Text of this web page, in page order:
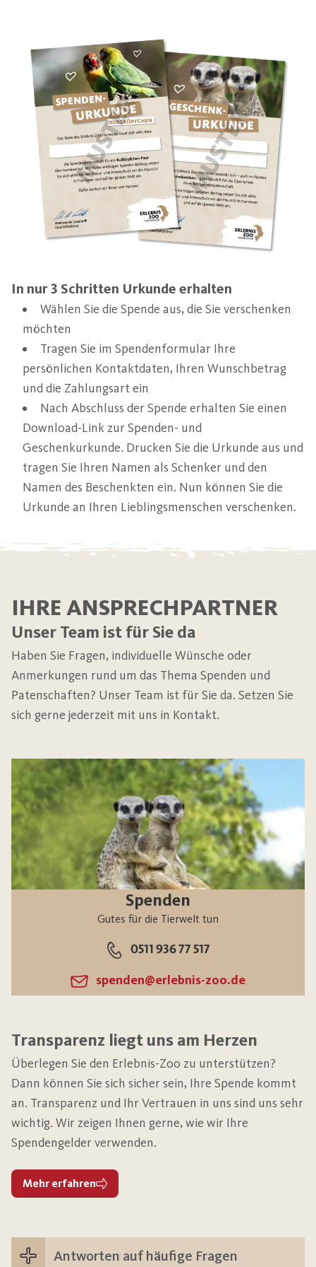
In nur 3 Schritten Urkunde erhalten
Wählen Sie die Spende aus, die Sie verschenken
möchten
Tragen Sie im Spendenformular Ihre
persönlichen Kontaktdaten, Ihren Wunschbetrag
und die Zahlungsart ein
Nach Abschluss der Spende erhalten Sie einen
Download-Link zur Spenden- und
Geschenkurkunde. Drucken Sie die Urkunde aus und
tragen Sie Ihren Namen als Schenker und den
Namen des Beschenkten ein. Nun können Sie die
Urkunde an Ihren Lieblingsmenschen verschenken.
IHRE ANSPRECHPARTNER
Unser Team ist für Sie da
Haben Sie Fragen, individuelle Wünsche oder
Anmerkungen rund um das Thema Spenden und
Patenschaften? Unser Team ist für Sie da. Setzen Sie
sich gerne jederzeit mit uns in Kontakt.
Spenden
Gutes für die Tierwelt tun
0511 936 77 517
spenden@erlebnis-zoo.de
Transparenz liegt uns am Herzen
Überlegen Sie den Erlebnis-Zoo zu unterstützen?
Dann können Sie sich sicher sein, Ihre Spende kommt
an. Transparenz und Ihr Vertrauen in uns sind uns sehr
wichtig. Wir zeigen Ihnen gerne, wie wir Ihre
Spendengelder verwenden.
Mehr erfahren
Antworten auf häufige Fragen